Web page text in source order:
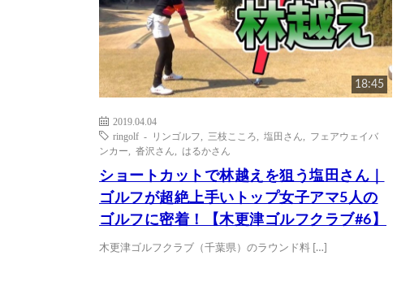
18:45
2019.04.04
ringolf - リンゴルフ
三枝こころ 塩田さん
フェアウェイバ
ンカー
沓沢さん はるかさん
ショートカットで林越えを狙う塩田さん｜
ゴルフが超絶上手いトップ女子アマ5人の
ゴルフに密着！【木更津ゴルフクラブ#6】
木更津ゴルフクラブ（千葉県）のラウンド料 […]